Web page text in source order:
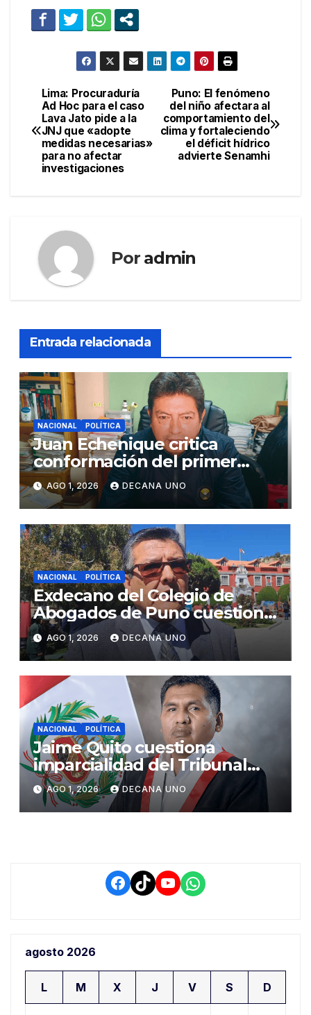
Navegación
de
entradas
Puno: El fenómeno
del niño afectara al
comportamiento del
clima y fortaleciendo
el déficit hídrico
advierte Senamhi
Lima: Procuraduría
Ad Hoc para el caso
Lava Jato pide a la
JNJ que «adopte
medidas necesarias»
para no afectar
investigaciones
Por admin
Entrada relacionada
NACIONAL POLÍTICA
Juan Echenique critica
conformación del primer
gabinete ministerial de Keiko
Fujimori
AGO 1, 2026 DECANA UNO
NACIONAL POLÍTICA
Exdecano del Colegio de
Abogados de Puno cuestiona
propuestas sobre seguridad
ciudadana
AGO 1, 2026 DECANA UNO
NACIONAL POLÍTICA
Jaime Quito cuestiona
imparcialidad del Tribunal
Constitucional tras liberación
de Ollanta Humala
AGO 1, 2026 DECANA UNO
Facebook
TikTokYouTube
WhatsApp
agosto 2026
L M X J V S D